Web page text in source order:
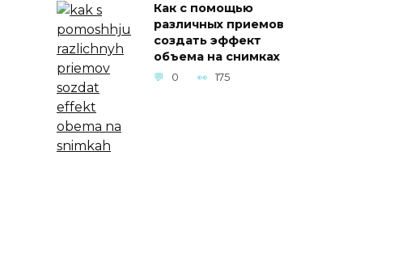
Как с помощью
различных приемов
создать эффект
объема на снимках
0 175